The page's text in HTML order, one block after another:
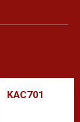
KAC701